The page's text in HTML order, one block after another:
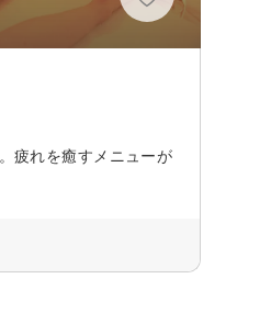
疲れを癒すメニューが